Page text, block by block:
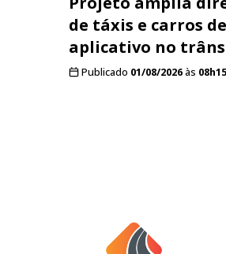
de táxis e carros de
aplicativo no
Publicado 01/08/2026às 08h15